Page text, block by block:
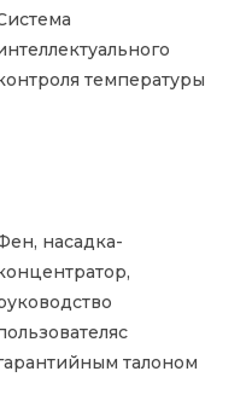
температуры
насадка-
талоном